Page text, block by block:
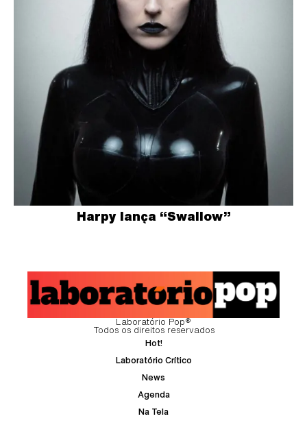
Harpy lança “Swallow”
Laboratório Pop®
Todos os direitos reservados
Hot!
Laboratório Crítico
News
Agenda
Na Tela